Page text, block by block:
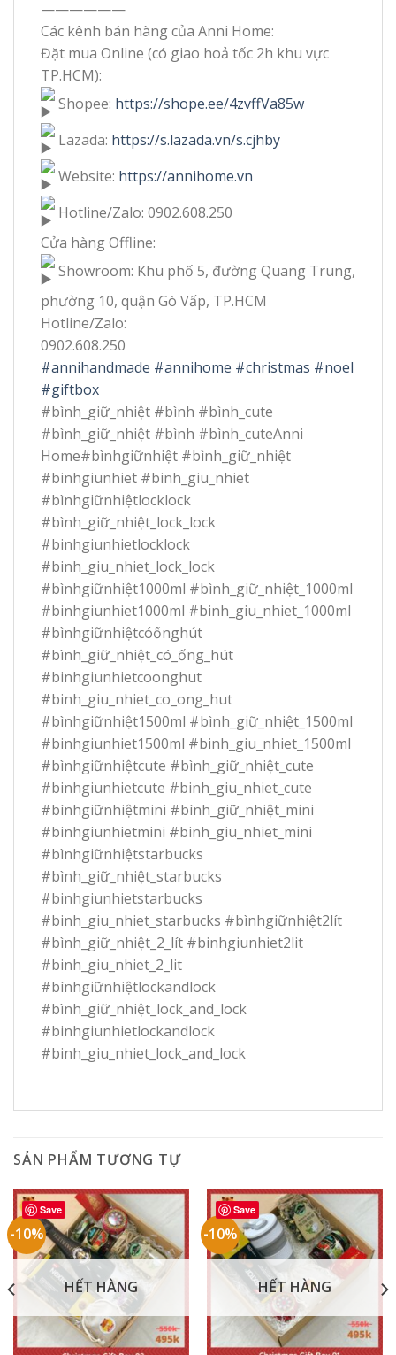
——————
Các kênh bán hàng của Anni Home:
Đặt mua Online (có giao hoả tốc 2h khu vực
TP.HCM):
Shopee: https://shope.ee/4zvffVa85w
Lazada: https://s.lazada.vn/s.cjhby
Website: https://annihome.vn
Hotline/Zalo: 0902.608.250
Cửa hàng Offline:
Showroom: Khu phố 5, đường Quang Trung,
phường 10, quận Gò Vấp, TP.HCM
Hotline/Zalo:
0902.608.250
#annihandmade #annihome #christmas #noel
#giftbox
#bình_giữ_nhiệt #bình #bình_cute
#bình_giữ_nhiệt #bình #bình_cuteAnni
Home#bìnhgiữnhiệt #bình_giữ_nhiệt
#binhgiunhiet #binh_giu_nhiet
#bìnhgiữnhiệtlocklock
#bình_giữ_nhiệt_lock_lock
#binhgiunhietlocklock
#binh_giu_nhiet_lock_lock
#bìnhgiữnhiệt1000ml #bình_giữ_nhiệt_1000ml
#binhgiunhiet1000ml #binh_giu_nhiet_1000ml
#bìnhgiữnhiệtcóốnghút
#bình_giữ_nhiệt_có_ống_hút
#binhgiunhietcoonghut
#binh_giu_nhiet_co_ong_hut
#bìnhgiữnhiệt1500ml #bình_giữ_nhiệt_1500ml
#binhgiunhiet1500ml #binh_giu_nhiet_1500ml
#bìnhgiữnhiệtcute #bình_giữ_nhiệt_cute
#binhgiunhietcute #binh_giu_nhiet_cute
#bìnhgiữnhiệtmini #bình_giữ_nhiệt_mini
#binhgiunhietmini #binh_giu_nhiet_mini
#bìnhgiữnhiệtstarbucks
#bình_giữ_nhiệt_starbucks
#binhgiunhietstarbucks
#binh_giu_nhiet_starbucks #bìnhgiữnhiệt2lít
#bình_giữ_nhiệt_2_lít #binhgiunhiet2lit
#binh_giu_nhiet_2_lit
#bìnhgiữnhiệtlockandlock
#bình_giữ_nhiệt_lock_and_lock
#binhgiunhietlockandlock
#binh_giu_nhiet_lock_and_lock
SẢN PHẨM TƯƠNG TỰ
Save
-10%
HẾT HÀNG
Save
-10%
HẾT HÀNG